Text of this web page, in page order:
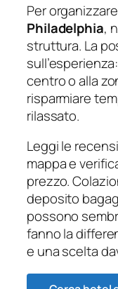
Per
Philadelphia,
struttura. La
centro o alla
risparmiare
rilassato.
Leggi le
mappa e
prezzo.
deposito
possono
fanno la
e una scelta